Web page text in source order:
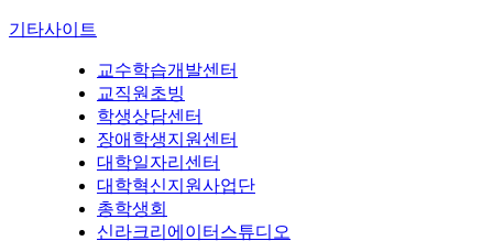
기타사이트
교수학습개발센터
교직원초빙
학생상담센터
장애학생지원센터
대학일자리센터
대학혁신지원사업단
총학생회
신라크리에이터스튜디오